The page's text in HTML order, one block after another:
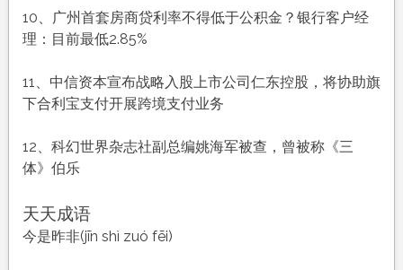
10、广州首套房商贷利率不得低于公积金？银行客户经
理：目前最低2.85%
11、中信资本宣布战略入股上市公司仁东控股，将协助旗
下合利宝支付开展跨境支付业务
12、科幻世界杂志社副总编姚海军被查，曾被称《三
体》伯乐
天天成语
今是昨非(jīn shì zuó fēi)